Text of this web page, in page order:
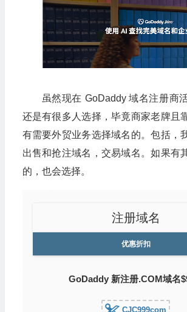
虽然现在 GoDaddy 域名注册商
还是有很多人选择，毕竟商家老牌且
有需要外贸业务选择域名的。包括，
出售和抢注域名，交易域名。如果有
的，也会选择。
注册域名
优惠折扣
GoDaddy 新注册.COM域名
CJC999com